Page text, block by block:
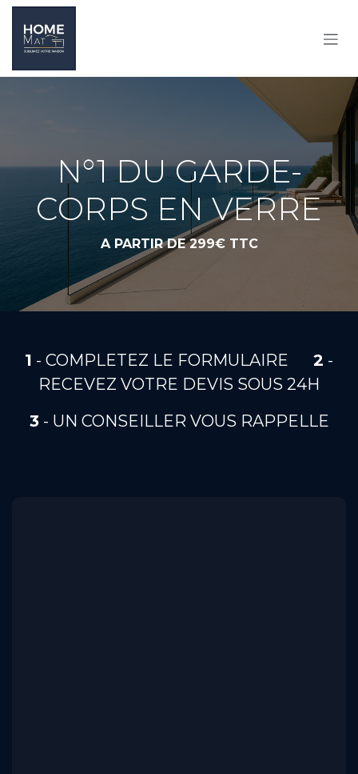
SE RENDRE AU CONTENU
N°1 DU GARDE-
CORPS EN VERRE
A PARTIR DE 299€ TTC
1 - COMPLETEZ LE FORMULAIRE ​2 -
RECEVEZ VOTRE DEVIS SOUS 24H
​3- UN CONSEILLER VOUS RAPPELLE